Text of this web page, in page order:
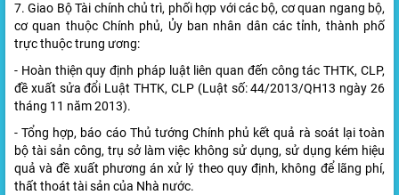
7. Giao Bộ Tài chính chủ trì, phối hợp với các bộ, cơ quan ngang bộ,
cơ quan thuộc Chính phủ, Ủy ban nhân dân các tỉnh, thành phố
trực thuộc trung ương:
- Hoàn thiện quy định pháp luật liên quan đến công tác THTK, CLP,
đề xuất sửa đổi Luật THTK, CLP (Luật số: 44/2013/QH13 ngày 26
tháng 11 năm 2013).
- Tổng hợp, báo cáo Thủ tướng Chính phủ kết quả rà soát lại toàn
bộ tài sản công, trụ sở làm việc không sử dụng, sử dụng kém hiệu
quả và đề xuất phương án xử lý theo quy định, không để lãng phí,
thất thoát tài sản của Nhà nước.